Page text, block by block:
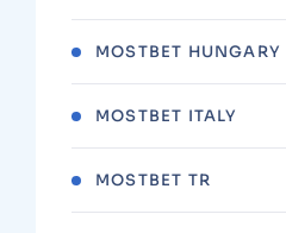
MOSTBET HUNGARY
MOSTBET ITALY
MOSTBET TR